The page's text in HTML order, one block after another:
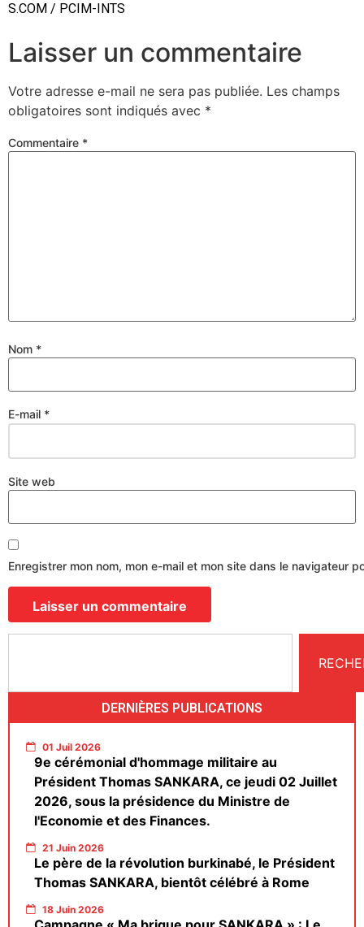
S.COM / PCIM-INTS
Laisser un commentaire
Votre adresse e-mail ne sera pas publiée. Les champs
obligatoires sont indiqués avec *
Commentaire *
Nom *
E-mail *
Site web
Enregistrer mon nom, mon e-mail et mon site dans le navigateur
DERNIÈRES PUBLICATIONS
01 Juil 2026
9e cérémonial d'hommage militaire au
Président Thomas SANKARA, ce jeudi 02 Juillet
2026, sous la présidence du Ministre de
l'Economie et des Finances.
21 Juin 2026
Le père de la révolution burkinabé, le Président
Thomas SANKARA, bientôt célébré à Rome
18 Juin 2026